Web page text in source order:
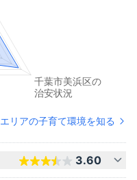
エリアの子育て環境を知る
3.60